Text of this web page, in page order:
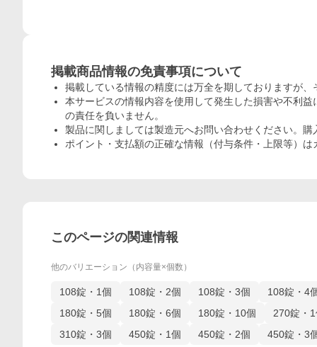
掲載商品情報の免責事項について
掲載している情報の精度には万全を期しておりますが
本サービスの情報内容を使用して発生した損害や不利
の責任を負いません。
製品に関しましては製造元へお問い合わせください。
ポイント・支払額の正確な情報（付与条件・上限等）
このページの関連情報
他のバリエーション（内容量×個数）
108錠・1個 108錠・2個 108錠・3個
108錠・4
180錠・5個
180錠・6個 180錠・10個
270錠・
310錠・3個
450錠・1個 450錠・2個 450錠・3